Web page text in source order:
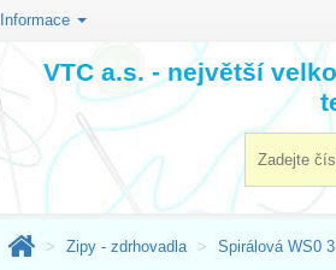
Informace
VTC a.s. - největší
Zipy - zdrhovadla Spirálová WS0